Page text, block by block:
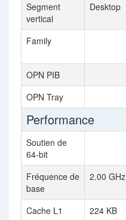
Segment
vertical
Desktop
Family
OPN PIB
OPN Tray
Performance
Soutien de
64-bit
Fréquence de
base
2.00 GHz
Cache L1 224 KB